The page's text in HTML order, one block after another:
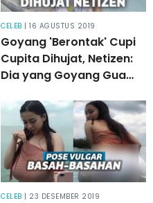
CELEB | 16 AGUSTUS 2019
Goyang 'Berontak' Cupi
Cupita Dihujat, Netizen:
Dia yang Goyang Gua
CELEB | 23 DESEMBER 2019